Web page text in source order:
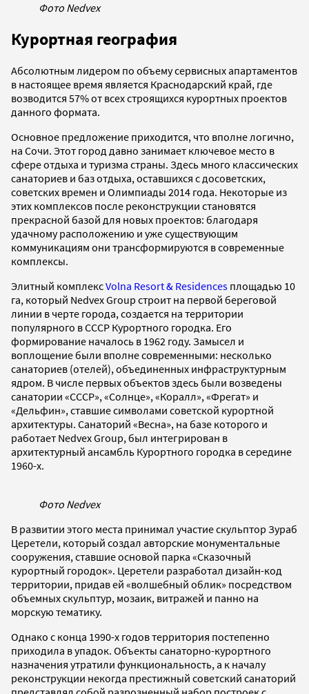
Фото Nedvex
Курортная география
Абсолютным лидером по объему сервисных апартаментов
в настоящее время является Краснодарский край, где
возводится 57% от всех строящихся курортных проектов
данного формата.
Основное предложение приходится, что вполне логично,
на Сочи. Этот город давно занимает ключевое место в
сфере отдыха и туризма страны. Здесь много классических
санаториев и баз отдыха, оставшихся с досоветских,
советских времен и Олимпиады 2014 года. Некоторые из
этих комплексов после реконструкции становятся
прекрасной базой для новых проектов: благодаря
удачному расположению и уже существующим
коммуникациям они трансформируются в современные
комплексы.
Элитный комплексVolna Resort & Residences площадью 10
га, который Nedvex Group строит на первой береговой
линии в черте города, создается на территории
популярного в СССР Курортного городка. Его
формирование началось в 1962 году. Замысел и
воплощение были вполне современными: несколько
санаториев (отелей), объединенных инфраструктурным
ядром. В числе первых объектов здесь были возведены
санатории «СССР», «Солнце», «Коралл», «Фрегат» и
«Дельфин», ставшие символами советской курортной
архитектуры. Санаторий «Весна», на базе которого и
работает Nedvex Group, был интегрирован в
архитектурный ансамбль Курортного городка в середине
1960-х.
Фото Nedvex
В развитии этого места принимал участие скульптор Зураб
Церетели, который создал авторские монументальные
сооружения, ставшие основой парка «Сказочный
курортный городок». Церетели разработал дизайн-код
территории, придав ей «волшебный облик» посредством
объемных скульптур, мозаик, витражей и панно на
морскую тематику.
Однако с конца 1990-х годов территория постепенно
приходила в упадок. Объекты санаторно-курортного
назначения утратили функциональность, а к началу
реконструкции некогда престижный советский санаторий